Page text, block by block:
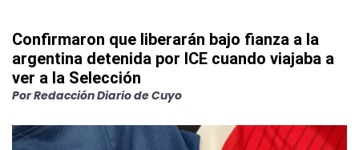
Confirmaron que liberarán bajo fianza a la
argentina detenida por ICE cuando viajaba a
ver a la Selección
PorRedacción Diario de Cuyo